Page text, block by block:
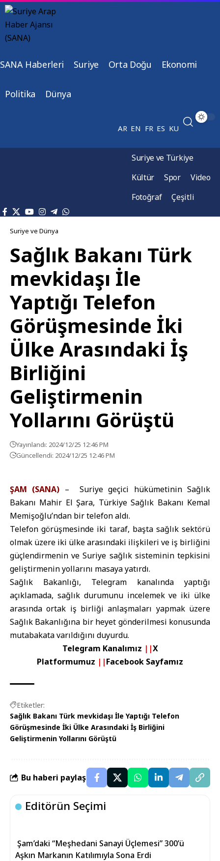
SANA Haberleri Suriye Orta Doğu Ekonomi
Politika Dünya
AR EN FR ES KU
Suriye ve Türkiye
Kültür
Spor
Video
Fotoğraf
Çeşitli
Suriye ve Dünya
Sağlık Bakanı Türk
mevkidaşı İle
Yaptığı Telefon
Görüşmesinde İki
Ülke Arasındaki İş
Birliğini
Geliştirmenin
Yollarını Görüştü
Yayınlandı: 2024/12/25 12:46 PM
Güncellendi: 2024/12/25 12:46 PM
ŞAM (SANA) – Suriye geçici hükümetinin Sağlık
Bakanı Mahir El Şara, Türkiye Sağlık Bakanı Kemal
Memişoğlu’ndan bir telefon aldı.
Telefon görüşmesinde iki taraf, başta sağlık sektörü
olmak üzere iki ülke arasındaki ilişkileri ve iş birliğini
güçlendirmenin ve Suriye sağlık sisteminin tepkisini
geliştirmenin yollarını masaya yatırdı.
Sağlık Bakanlığı, Telegram kanalında yaptığı
açıklamada, sağlık durumunu incelemek ve iki ülke
arasında ortak iş birliği anlaşmaları yapmak üzere
Sağlık Bakanlığına bir heyet gönderilmesi konusunda
mutabakata varıldığını duyurdu.
Telegram Kanalımız ||X
Platformumuz ||Facebook Sayfamız
Etiketler:
Sağlık Bakanı Türk mevkidaşı İle Yaptığı Telefon
Görüşmesinde İki Ülke Arasındaki İş Birliğini
Geliştirmenin Yollarını Görüştü
Bu haberi paylaş
Editörün Seçimi
Şam’daki “Meşhedani Sanayi Üçlemesi” 300’ü
Aşkın Markanın Katılımıyla Sona Erdi